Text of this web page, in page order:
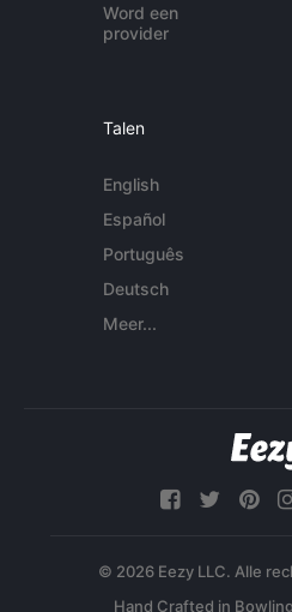
Word een
provider
Talen
English
Español
Português
Deutsch
Meer...
© 2026 Eezy LLC. Alle